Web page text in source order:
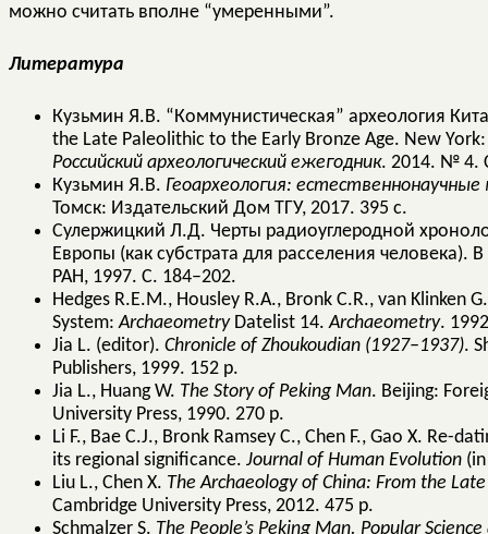
можно считать вполне “умеренными”.
Литература
Кузьмин Я.В. “Коммунистическая” археология
the Late Paleolithic to the Early Bronze Age. New
Российский археологический ежегодник. 2014. № 4.
Кузьмин Я.В. Геоархеология:
Томск: Издательский Дом ТГУ, 2017. 395 с.
Сулержицкий Л.Д. Черты радиоуглеродной
Европы (как субстрата для расселения человека).
РАН, 1997. С. 184–202.
Hedges R.E.M., Housley R.A., Bronk C.R., van Klinken
System:ArchaeometryDatelist 14.Archaeometry.
Jia L. (editor). Chronicle of Zhoukoudian (1927–1937).
Publishers, 1999. 152 p.
Jia L., Huang W. The Story of Peking Man. Beijing:
University Press, 1990. 270 p.
Li F., Bae C.J., Bronk Ramsey C., Chen F., Gao X. Re-
its regional significance. Journal of Human Evolution
Liu L., Chen X. The Archaeology of China: From the
Cambridge University Press, 2012. 475 p.
Schmalzer S. The People’s Peking Man. Popular